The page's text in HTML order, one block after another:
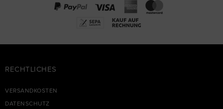
RECHTLICHES
VERSANDKOSTEN
DATENSCHUTZ